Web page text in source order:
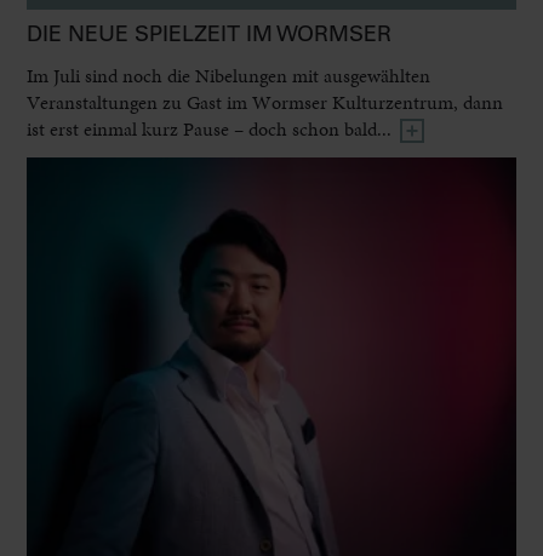
DIE NEUE SPIELZEIT IM WORMSER
Im Juli sind noch die Nibelungen mit ausgewählten
Veranstaltungen zu Gast im Wormser Kulturzentrum, dann
ist erst einmal kurz Pause – doch schon bald...